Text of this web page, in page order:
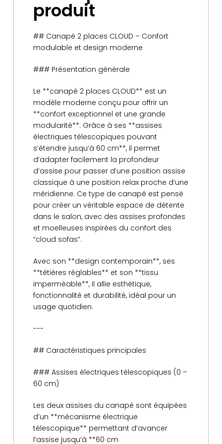
produit
## Canapé 2 places CLOUD – Confort
modulable et design moderne
### Présentation générale
Le **canapé 2 places CLOUD** est un
modèle moderne conçu pour offrir un
**confort exceptionnel et une grande
modularité**. Grâce à ses **assises
électriques télescopiques pouvant
s’étendre jusqu’à 60 cm**, il permet
d’adapter facilement la profondeur
d’assise pour passer d’une position assise
classique à une position relax proche d’une
méridienne. Ce type de canapé est pensé
pour créer un véritable espace de détente
dans le salon, avec des assises profondes
et moelleuses inspirées du confort des
“cloud sofas”.
Avec son **design contemporain**, ses
**têtières réglables** et son **tissu
imperméable**, il allie esthétique,
fonctionnalité et durabilité, idéal pour un
usage quotidien.
---
## Caractéristiques principales
### Assises électriques télescopiques (0 –
60 cm)
Les deux assises du canapé sont équipées
d’un **mécanisme électrique
télescopique** permettant d’avancer
l’assise jusqu’à **60 cm